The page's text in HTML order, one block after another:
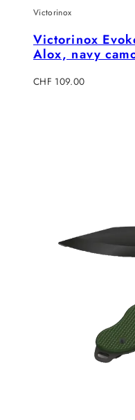
Victorinox
Victorinox
Alox, navy
Regulärer
CHF 109.00